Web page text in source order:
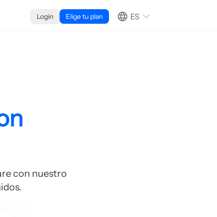
Login Elige tu plan ES
con nuestro